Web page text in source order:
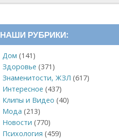
НАШИ РУБРИКИ:
Дом (141)
Здоровье (371)
Знаменитости, ЖЗЛ (617)
Интересное (437)
Клипы и Видео (40)
Мода (213)
Новости (770)
Психология (459)